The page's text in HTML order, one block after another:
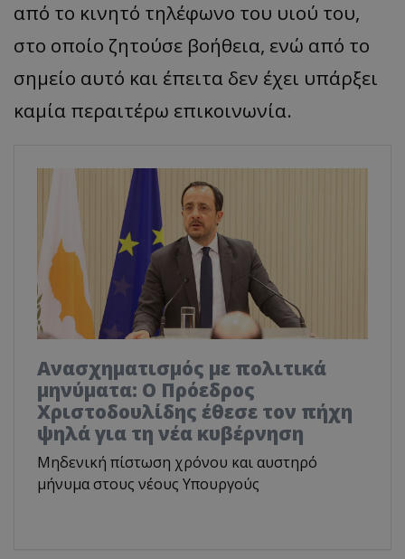
από το κινητό τηλέφωνο του υιού του,
στο οποίο ζητούσε βοήθεια, ενώ από το
σημείο αυτό και έπειτα δεν έχει υπάρξει
καμία περαιτέρω επικοινωνία.
Ανασχηματισμός με πολιτικά
μηνύματα: Ο Πρόεδρος
Χριστοδουλίδης έθεσε τον πήχη
ψηλά για τη νέα κυβέρνηση
Μηδενική πίστωση χρόνου και αυστηρό
μήνυμα στους νέους Υπουργούς